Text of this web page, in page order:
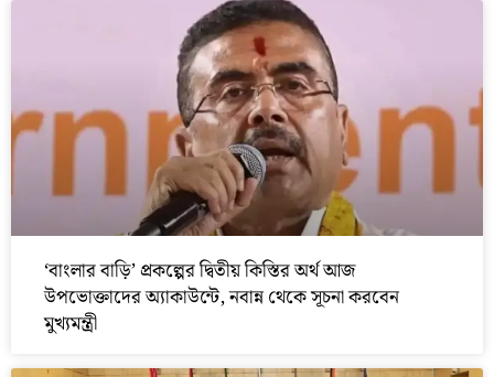
‘বাংলার বাড়ি’ প্রকল্পের দ্বিতীয় কিস্তির অর্থ আজ
উপভোক্তাদের অ্যাকাউন্টে, নবান্ন থেকে সূচনা করবেন
মুখ্যমন্ত্রী